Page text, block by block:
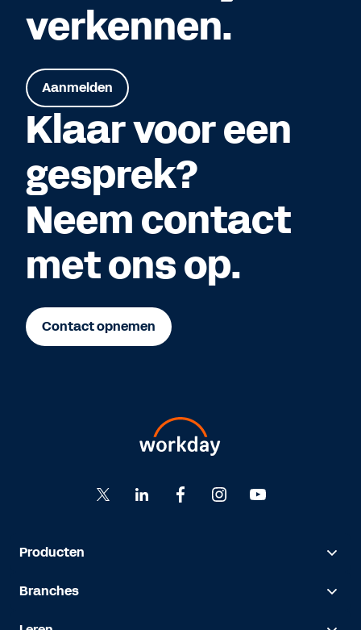
verkennen.
Aanmelden
Klaar voor een
gesprek?
Neem contact
met ons op.
Contact opnemen
Producten
Branches